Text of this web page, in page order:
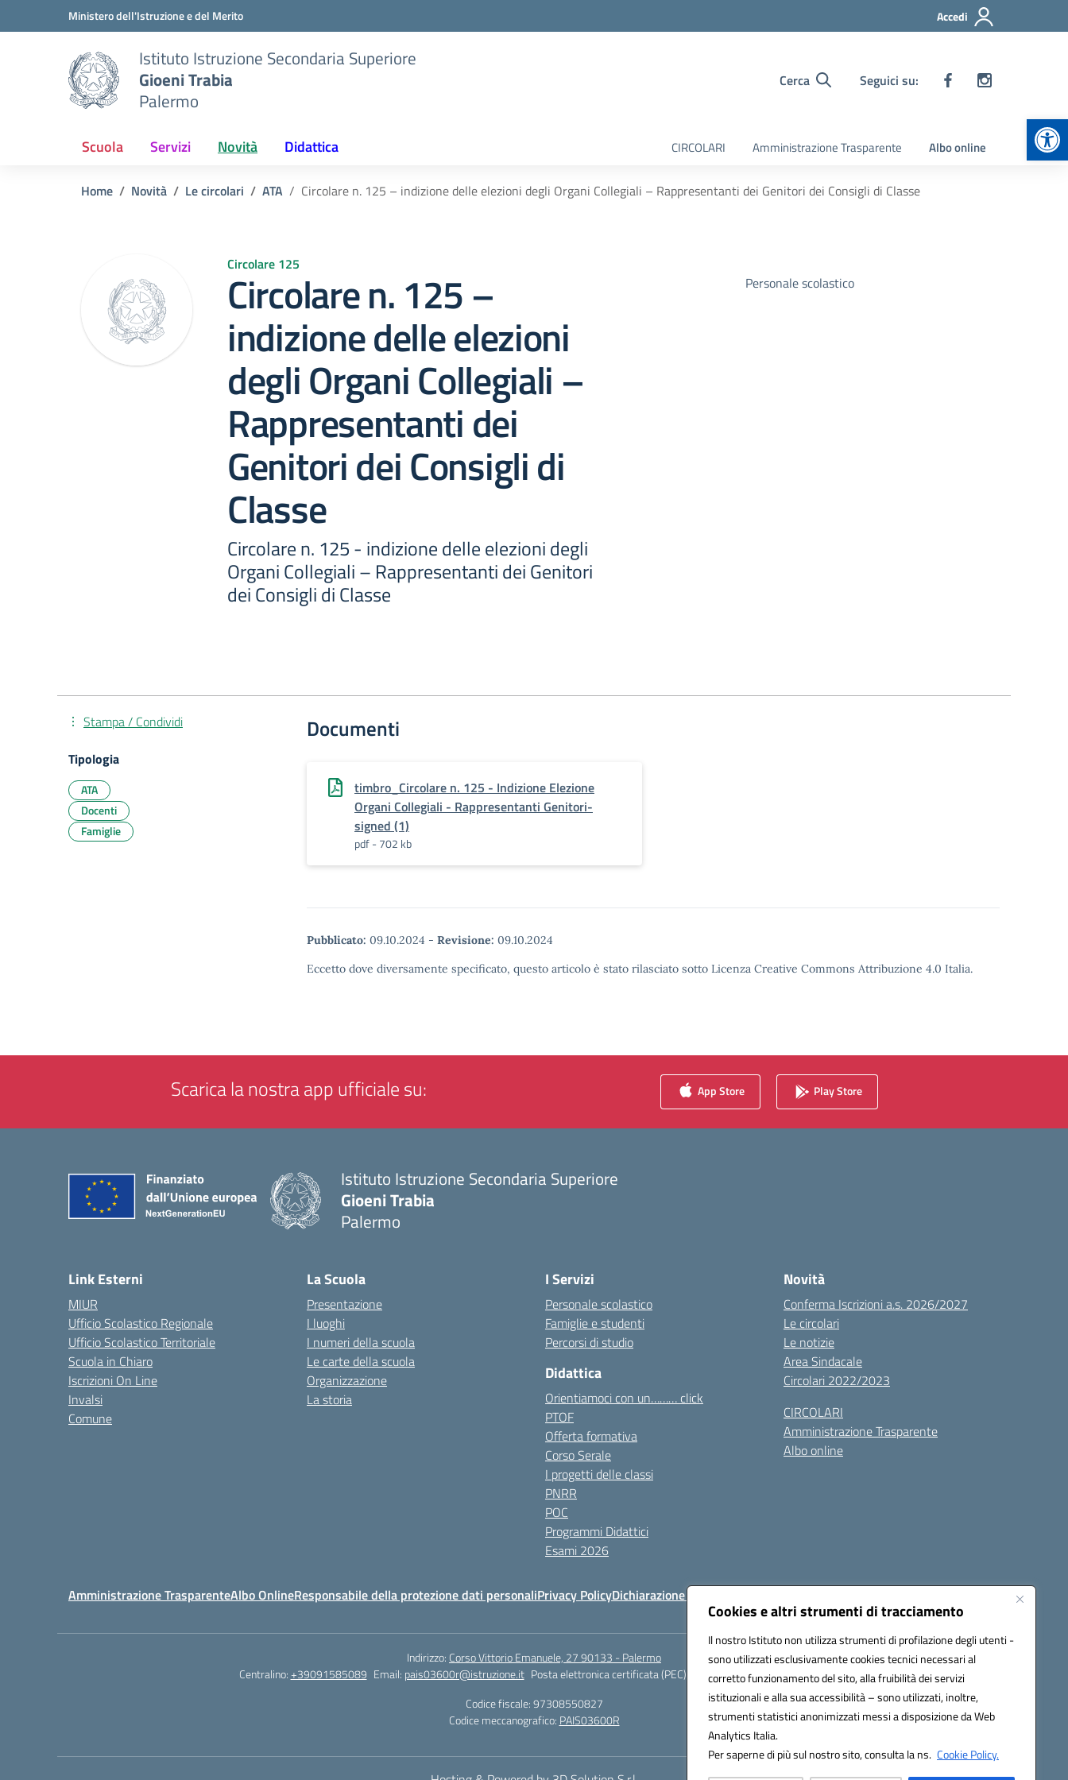
Cookies e altri strumenti di tracciamento
Il nostro Istituto non utilizza strumenti di profilazione degli utenti -
sono utilizzati esclusivamente cookies tecnici necessari al
corretto funzionamento del sito, alla fruibilità dei servizi
istituzionali e alla sua accessibilità – sono utilizzati, inoltre,
strumenti statistici anonimizzati messi a disposizione da Web
Analytics Italia.
Per saperne di più sul nostro sito, consulta la ns. Cookie Policy.
Vai ai contenuti
Vai al menu di navigazioneMinistero dell'Istruzione e del Merito Accedi
Istituto Istruzione Secondaria Superiore
Gioeni Trabia
Palermo
Cerca Seguici su:
Scuola Servizi Novità Didattica CIRCOLARI Amministrazione Trasparente Albo online
Home Novità Le circolari ATA Circolare n. 125 – indizione delle elezioni degli Organi Collegiali – Rappresentanti dei Genitori dei Consigli di Classe
Circolare 125
Circolare n. 125 –
indizione delle elezioni
degli Organi Collegiali –
Rappresentanti dei
Genitori dei Consigli di
Classe
Circolare n. 125 - indizione delle elezioni degli
Organi Collegiali – Rappresentanti dei Genitori
dei Consigli di Classe
Personale scolastico
Documenti
timbro_Circolare n. 125 - Indizione Elezione
Organi Collegiali - Rappresentanti Genitori-
signed (1)
pdf - 702 kb
Pubblicato: 09.10.2024 - Revisione: 09.10.2024
Eccetto dove diversamente specificato, questo articolo è stato rilasciato sotto Licenza Creative Commons Attribuzione 4.0 Italia.
Stampa / Condividi
Tipologia
ATA
Docenti
Famiglie
Scarica la nostra app ufficiale su: App Store Play Store
Istituto Istruzione Secondaria Superiore
Gioeni Trabia
Palermo
Link Esterni
MIUR
Ufficio Scolastico Regionale
Ufficio Scolastico Territoriale
Scuola in Chiaro
Iscrizioni On Line
Invalsi
Comune
La Scuola
Presentazione
I luoghi
I numeri della scuola
Le carte della scuola
Organizzazione
La storia
I Servizi
Personale scolastico
Famiglie e studenti
Percorsi di studio
Didattica
Orientiamoci con un……… click
PTOF
Offerta formativa
Corso Serale
I progetti delle classi
PNRR
POC
Programmi Didattici
Esami 2026
Novità
Conferma Iscrizioni a.s. 2026/2027
Le circolari
Le notizie
Area Sindacale
Circolari 2022/2023
CIRCOLARI
Amministrazione Trasparente
Albo online
Amministrazione TrasparenteAlbo OnlineResponsabile della protezione dati personaliPrivacy PolicyDichiarazione di accessibilità Seguici su:
Indirizzo: Corso Vittorio Emanuele, 27 90133 - Palermo
Centralino:+39091585089 Email: pais03600r@istruzione.it Posta elettronica certificata (PEC):
pais03600r@pec.istruzione.it
Codice fiscale: 97308550827
Codice meccanografico: PAIS03600R